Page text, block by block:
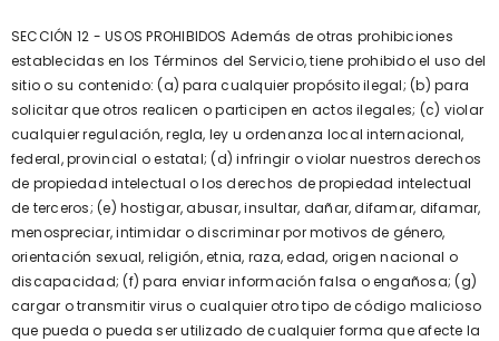
SECCIÓN 12 - USOS PROHIBIDOS Además de otras prohibiciones
establecidas en los Términos del Servicio, tiene prohibido el uso del
sitio o su contenido: (a) para cualquier propósito ilegal; (b) para
solicitar que otros realicen o participen en actos ilegales; (c) violar
cualquier regulación, regla, ley u ordenanza local internacional,
federal, provincial o estatal; (d) infringir o violar nuestros derechos
de propiedad intelectual o los derechos de propiedad intelectual
de terceros; (e) hostigar, abusar, insultar, dañar, difamar, difamar,
menospreciar, intimidar o discriminar por motivos de género,
orientación sexual, religión, etnia, raza, edad, origen nacional o
discapacidad; (f) para enviar información falsa o engañosa; (g)
cargar o transmitir virus o cualquier otro tipo de código malicioso
que pueda o pueda ser utilizado de cualquier forma que afecte la